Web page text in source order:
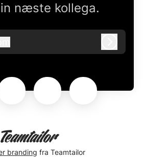
næste kollega.
branding fra Teamtailor